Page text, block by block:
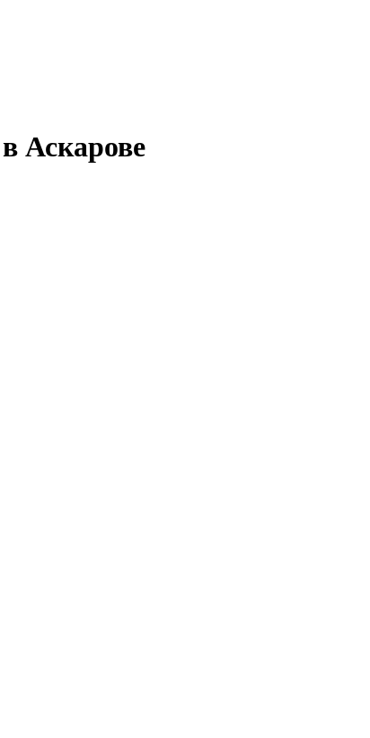
Аскарове